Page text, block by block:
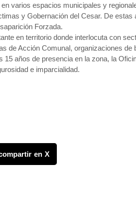
varios espacios municipales y
y Gobernación del Cesar. De
Forzada.
en territorio donde interlocuta con
de Acción Comunal, organizaciones de
15 años de presencia en la zona, la
e imparcialidad.
en X